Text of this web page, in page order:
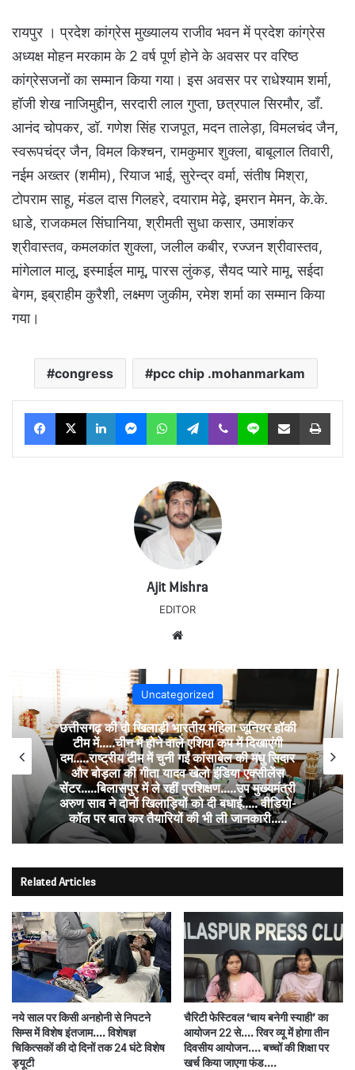
रायपुर । प्रदेश कांग्रेस मुख्यालय राजीव भवन में प्रदेश कांग्रेस
अध्यक्ष मोहन मरकाम के 2 वर्ष पूर्ण होने के अवसर पर वरिष्ठ
कांग्रेसजनों का सम्मान किया गया। इस अवसर पर राधेश्याम शर्मा,
हॉजी शेख नाजिमुद्दीन, सरदारी लाल गुप्ता, छत्रपाल सिरमौर, डॉं.
आनंद चोपकर, डॉ. गणेश सिंह राजपूत, मदन तालेड़ा, विमलचंद जैन,
स्वरूपचंद्र जैन, विमल किश्चन, रामकुमार शुक्ला, बाबूलाल तिवारी,
नईम अख्तर (शमीम), रियाज भाई, सुरेन्द्र वर्मा, संतीष मिश्रा,
टोपराम साहू, मंडल दास गिलहरे, दयाराम मेढ़े, इमरान मेमन, के.के.
धाडे, राजकमल सिंघानिया, श्रीमती सुधा कसार, उमाशंकर
श्रीवास्तव, कमलकांत शुक्ला, जलील कबीर, रज्जन श्रीवास्तव,
मांगेलाल मालू, इस्माईल मामू, पारस लुंकड़, सैयद प्यारे मामू, सईदा
बेगम, इब्राहीम कुरैशी, लक्ष्मण जुकीम, रमेश शर्मा का सम्मान किया
गया।
congress pcc chip .mohanmarkam
Facebook
X LinkedInMessengerWhatsAppTelegram
Viber Line Share via Email Print
Ajit Mishra
EDITOR
Uncategorized
छत्तीसगढ़ की दो खिलाड़ी भारतीय महिला जूनियर हॉकी
टीम में…..चीन में होने वाले एशिया कप में दिखाएंगी
दम…..राष्ट्रीय टीम में चुनी गईं कांसाबेल की मधु सिदार
और बोड़ला की गीता यादव खेलो इंडिया एक्सीलेंस
सेंटर…..बिलासपुर में ले रहीं प्रशिक्षण…..उप मुख्यमंत्री
अरुण साव ने दोनों खिलाड़ियों को दी बधाई….. वीडियो-
कॉल पर बात कर तैयारियों की भी ली जानकारी…..
Related Articles
नये साल पर किसी अनहोनी से निपटने
सिम्स में विशेष इंतजाम…. विशेषज्ञ
चिकित्सकों की दो दिनों तक 24 घंटे विशेष
ड्यूटी
चैरिटी फेस्टिवल ‘चाय बनेगी स्याही’ का
आयोजन 22 से…. रिवर व्यू में होगा तीन
दिवसीय आयोजन…. बच्चों की शिक्षा पर
खर्च किया जाएगा फंड….